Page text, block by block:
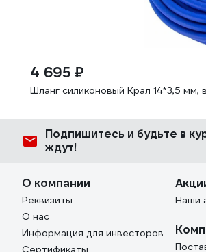
4 695 ₽
Шланг силиконовый Крал 14*3,5 мм,
Подпишитесь и будьте в
ждут!
О компании
Реквизиты
О нас
Информация для инвесторов
Сертификаты
Наши